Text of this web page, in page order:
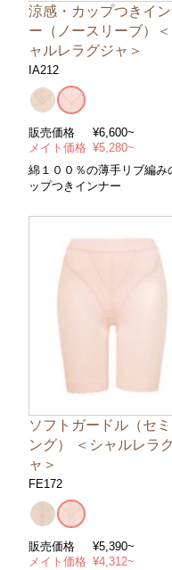
涼感・カップつきイ
ー（ノースリーブ）
ャルレラグジャ＞
IA212
販売価格
¥6,600~
メイト価格 ¥5,280~
綿１００％の薄手リブ編み
ップつきインナー
ソフトガードル（セミ
ング） ＜シャルレラ
ャ＞
FE172
販売価格
¥5,390~
メイト価格 ¥4,312~